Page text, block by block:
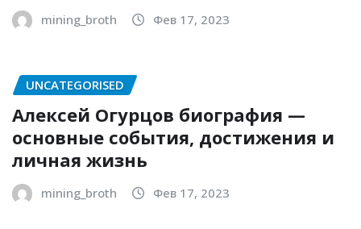
mining_broth Фев 17, 2023
UNCATEGORISED
Алексей Огурцов биография —
основные события, достижения и
личная жизнь
mining_broth Фев 17, 2023